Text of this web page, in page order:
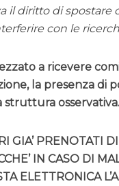
il diritto di
con le
a ricevere
la presenza di
struttura osservativa.
GIA’ PRENOTATI
IN CASO DI
ELETTRONICA